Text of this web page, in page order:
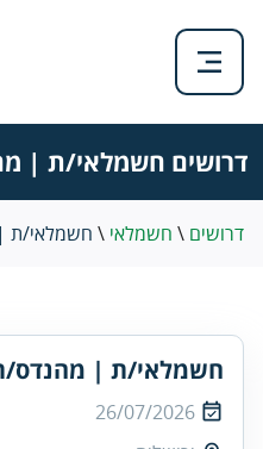
דרושים חשמלאי/ת |
דרושים \ חשמלאי \ חשמלאי/ת
חשמלאי/ת |
26/07/2026